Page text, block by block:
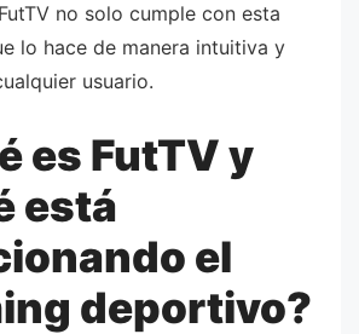
no solo cumple con esta
lo hace de manera intuitiva y
usuario.
es FutTV y
está
el
deportivo?